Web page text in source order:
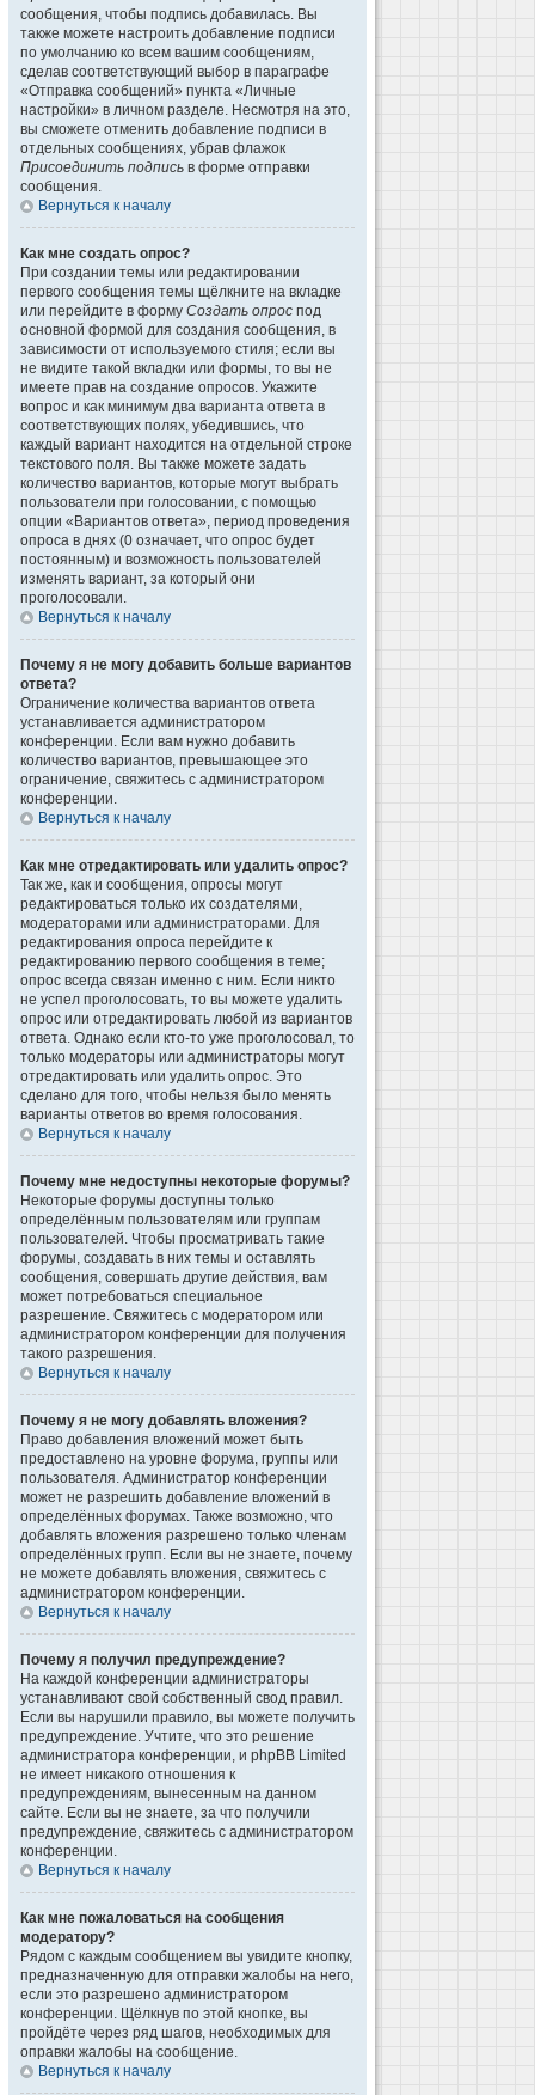
сообщения, чтобы подпись добавилась. Вы
также можете настроить добавление подписи
по умолчанию ко всем вашим сообщениям,
сделав соответствующий выбор в параграфе
«Отправка сообщений» пункта «Личные
настройки» в личном разделе. Несмотря на это,
вы сможете отменить добавление подписи в
отдельных сообщениях, убрав флажок
Присоединить подпись в форме отправки
сообщения.
Вернуться к началу
Как мне создать опрос?
При создании темы или редактировании
первого сообщения темы щёлкните на вкладке
или перейдите в форму Создать опрос под
основной формой для создания сообщения, в
зависимости от используемого стиля; если вы
не видите такой вкладки или формы, то вы не
имеете прав на создание опросов. Укажите
вопрос и как минимум два варианта ответа в
соответствующих полях, убедившись, что
каждый вариант находится на отдельной строке
текстового поля. Вы также можете задать
количество вариантов, которые могут выбрать
пользователи при голосовании, с помощью
опции «Вариантов ответа», период проведения
опроса в днях (0 означает, что опрос будет
постоянным) и возможность пользователей
изменять вариант, за который они
проголосовали.
Вернуться к началу
Почему я не могу добавить больше вариантов
ответа?
Ограничение количества вариантов ответа
устанавливается администратором
конференции. Если вам нужно добавить
количество вариантов, превышающее это
ограничение, свяжитесь с администратором
конференции.
Вернуться к началу
Как мне отредактировать или удалить опрос?
Так же, как и сообщения, опросы могут
редактироваться только их создателями,
модераторами или администраторами. Для
редактирования опроса перейдите к
редактированию первого сообщения в теме;
опрос всегда связан именно с ним. Если никто
не успел проголосовать, то вы можете удалить
опрос или отредактировать любой из вариантов
ответа. Однако если кто-то уже проголосовал, то
только модераторы или администраторы могут
отредактировать или удалить опрос. Это
сделано для того, чтобы нельзя было менять
варианты ответов во время голосования.
Вернуться к началу
Почему мне недоступны некоторые форумы?
Некоторые форумы доступны только
определённым пользователям или группам
пользователей. Чтобы просматривать такие
форумы, создавать в них темы и оставлять
сообщения, совершать другие действия, вам
может потребоваться специальное
разрешение. Свяжитесь с модератором или
администратором конференции для получения
такого разрешения.
Вернуться к началу
Почему я не могу добавлять вложения?
Право добавления вложений может быть
предоставлено на уровне форума, группы или
пользователя. Администратор конференции
может не разрешить добавление вложений в
определённых форумах. Также возможно, что
добавлять вложения разрешено только членам
определённых групп. Если вы не знаете, почему
не можете добавлять вложения, свяжитесь с
администратором конференции.
Вернуться к началу
Почему я получил предупреждение?
На каждой конференции администраторы
устанавливают свой собственный свод правил.
Если вы нарушили правило, вы можете получить
предупреждение. Учтите, что это решение
администратора конференции, и phpBB Limited
не имеет никакого отношения к
предупреждениям, вынесенным на данном
сайте. Если вы не знаете, за что получили
предупреждение, свяжитесь с администратором
конференции.
Вернуться к началу
Как мне пожаловаться на сообщения
модератору?
Рядом с каждым сообщением вы увидите кнопку,
предназначенную для отправки жалобы на него,
если это разрешено администратором
конференции. Щёлкнув по этой кнопке, вы
пройдёте через ряд шагов, необходимых для
оправки жалобы на сообщение.
Вернуться к началу